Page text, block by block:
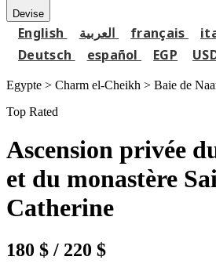
Devise
English français
Deutsch
español EGP
Egypte > Charm el-Cheikh > Baie de
Top Rated
Ascension privée
et du monastère
Catherine
180 $ / 220 $